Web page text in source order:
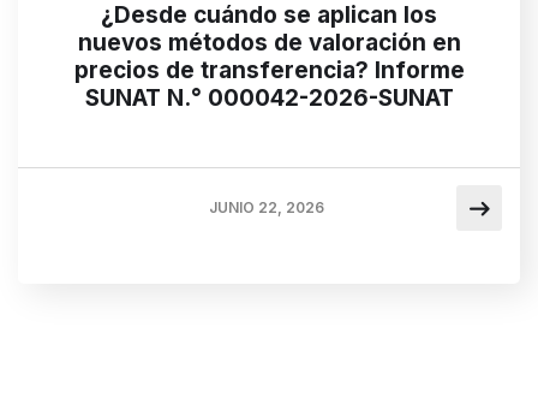
¿Desde cuándo se aplican los
nuevos métodos de valoración en
precios de transferencia? Informe
SUNAT N.° 000042-2026-SUNAT
JUNIO 22, 2026